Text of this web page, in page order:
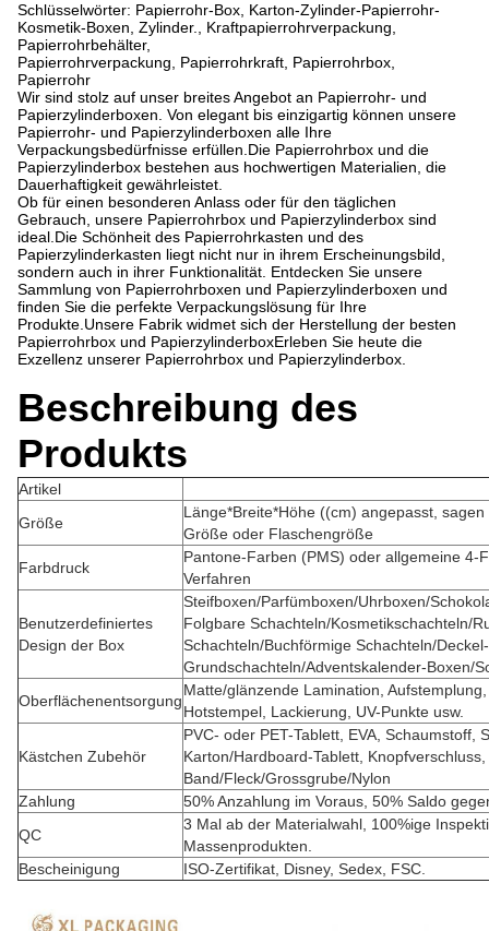
Schlüsselwörter: Papierrohr-Box, Karton-Zylinder-Papierrohr-
Kosmetik-Boxen, Zylinder., Kraftpapierrohrverpackung,
Papierrohrbehälter,
Papierrohrverpackung, Papierrohrkraft, Papierrohrbox,
Papierrohr
Wir sind stolz auf unser breites Angebot an Papierrohr- und
Papierzylinderboxen. Von elegant bis einzigartig können unsere
Papierrohr- und Papierzylinderboxen alle Ihre
Verpackungsbedürfnisse erfüllen.Die Papierrohrbox und die
Papierzylinderbox bestehen aus hochwertigen Materialien, die
Dauerhaftigkeit gewährleistet.
Ob für einen besonderen Anlass oder für den täglichen
Gebrauch, unsere Papierrohrbox und Papierzylinderbox sind
ideal.Die Schönheit des Papierrohrkasten und des
Papierzylinderkasten liegt nicht nur in ihrem Erscheinungsbild,
sondern auch in ihrer Funktionalität. Entdecken Sie unsere
Sammlung von Papierrohrboxen und Papierzylinderboxen und
finden Sie die perfekte Verpackungslösung für Ihre
Produkte.Unsere Fabrik widmet sich der Herstellung der besten
Papierrohrbox und PapierzylinderboxErleben Sie heute die
Exzellenz unserer Papierrohrbox und Papierzylinderbox.
Beschreibung des
Produkts
Artikel
Größe
Länge*Breite*Höhe ((cm) angepasst,
Größe oder Flaschengröße
Farbdruck
Pantone-Farben (PMS) oder allgemeine 4-
Verfahren
Benutzerdefiniertes
Design der Box
Steifboxen/Parfümboxen/Uhrboxen/
Folgbare Schachteln/Kosmetikschachteln/
Schachteln/Buchförmige Schachteln/
Grundschachteln/Adventskalender-Boxen/
Oberflächenentsorgung
Matte/glänzende Lamination,
Hotstempel, Lackierung, UV-Punkte usw.
Kästchen Zubehör
PVC- oder PET-Tablett, EVA, Schaumstoff,
Karton/Hardboard-Tablett,
Band/Fleck/Grossgrube/Nylon
Zahlung
50% Anzahlung im Voraus, 50% Saldo
QC
3 Mal ab der Materialwahl, 100%ige
Massenprodukten.
Bescheinigung
ISO-Zertifikat, Disney, Sedex, FSC.